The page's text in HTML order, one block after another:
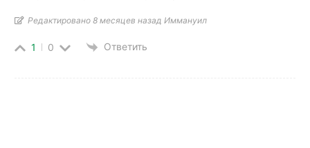
Редактировано 8 месяцев назад Иммануил
1 0 Ответить